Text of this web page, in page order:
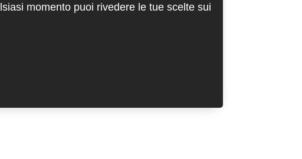
momento puoi rivedere le tue scelte sui